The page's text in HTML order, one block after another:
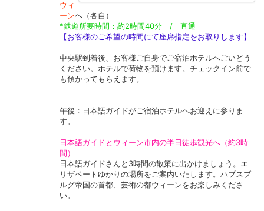
ウィ
ーンへ（各自）
*鉄道所要時間：約2時間40分 / 直通
【お客様のご希望の時間にて座席指定をお取りします】
中央駅到着後、お客様ご自身でご宿泊ホテルへごいどう
ください。ホテルで荷物を預けます。チェックイン前で
も預かってもらえます。
午後：日本語ガイドがご宿泊ホテルへお迎えに参りま
す。
日本語ガイドとウィーン市内の半日徒歩観光へ（約3時
間）
日本語ガイドさんと3時間の散策に出かけましょう。エ
リザベートゆかりの場所をご案内いたします。ハプスブ
ルグ帝国の首都、芸術の都ウィーンをお楽しみくださ
い。